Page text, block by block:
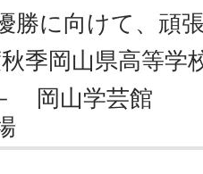
勝に向けて、頑
秋季岡山県高等
山学芸館